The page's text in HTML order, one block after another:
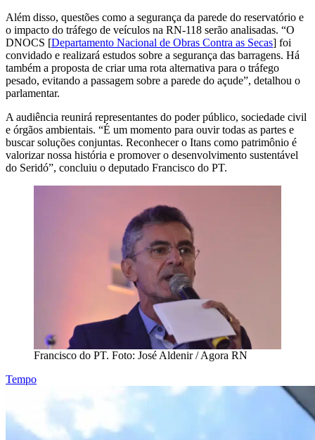
Além disso, questões como a segurança da parede do reservatório e
o impacto do tráfego de veículos na RN-118 serão analisadas. “O
DNOCS [Departamento Nacional de Obras Contra as Secas] foi
convidado e realizará estudos sobre a segurança das barragens. Há
também a proposta de criar uma rota alternativa para o tráfego
pesado, evitando a passagem sobre a parede do açude”, detalhou o
parlamentar.
A audiência reunirá representantes do poder público, sociedade civil
e órgãos ambientais. “É um momento para ouvir todas as partes e
buscar soluções conjuntas. Reconhecer o Itans como patrimônio é
valorizar nossa história e promover o desenvolvimento sustentável
do Seridó”, concluiu o deputado Francisco do PT.
Francisco do PT. Foto: José Aldenir / Agora RN
Tempo